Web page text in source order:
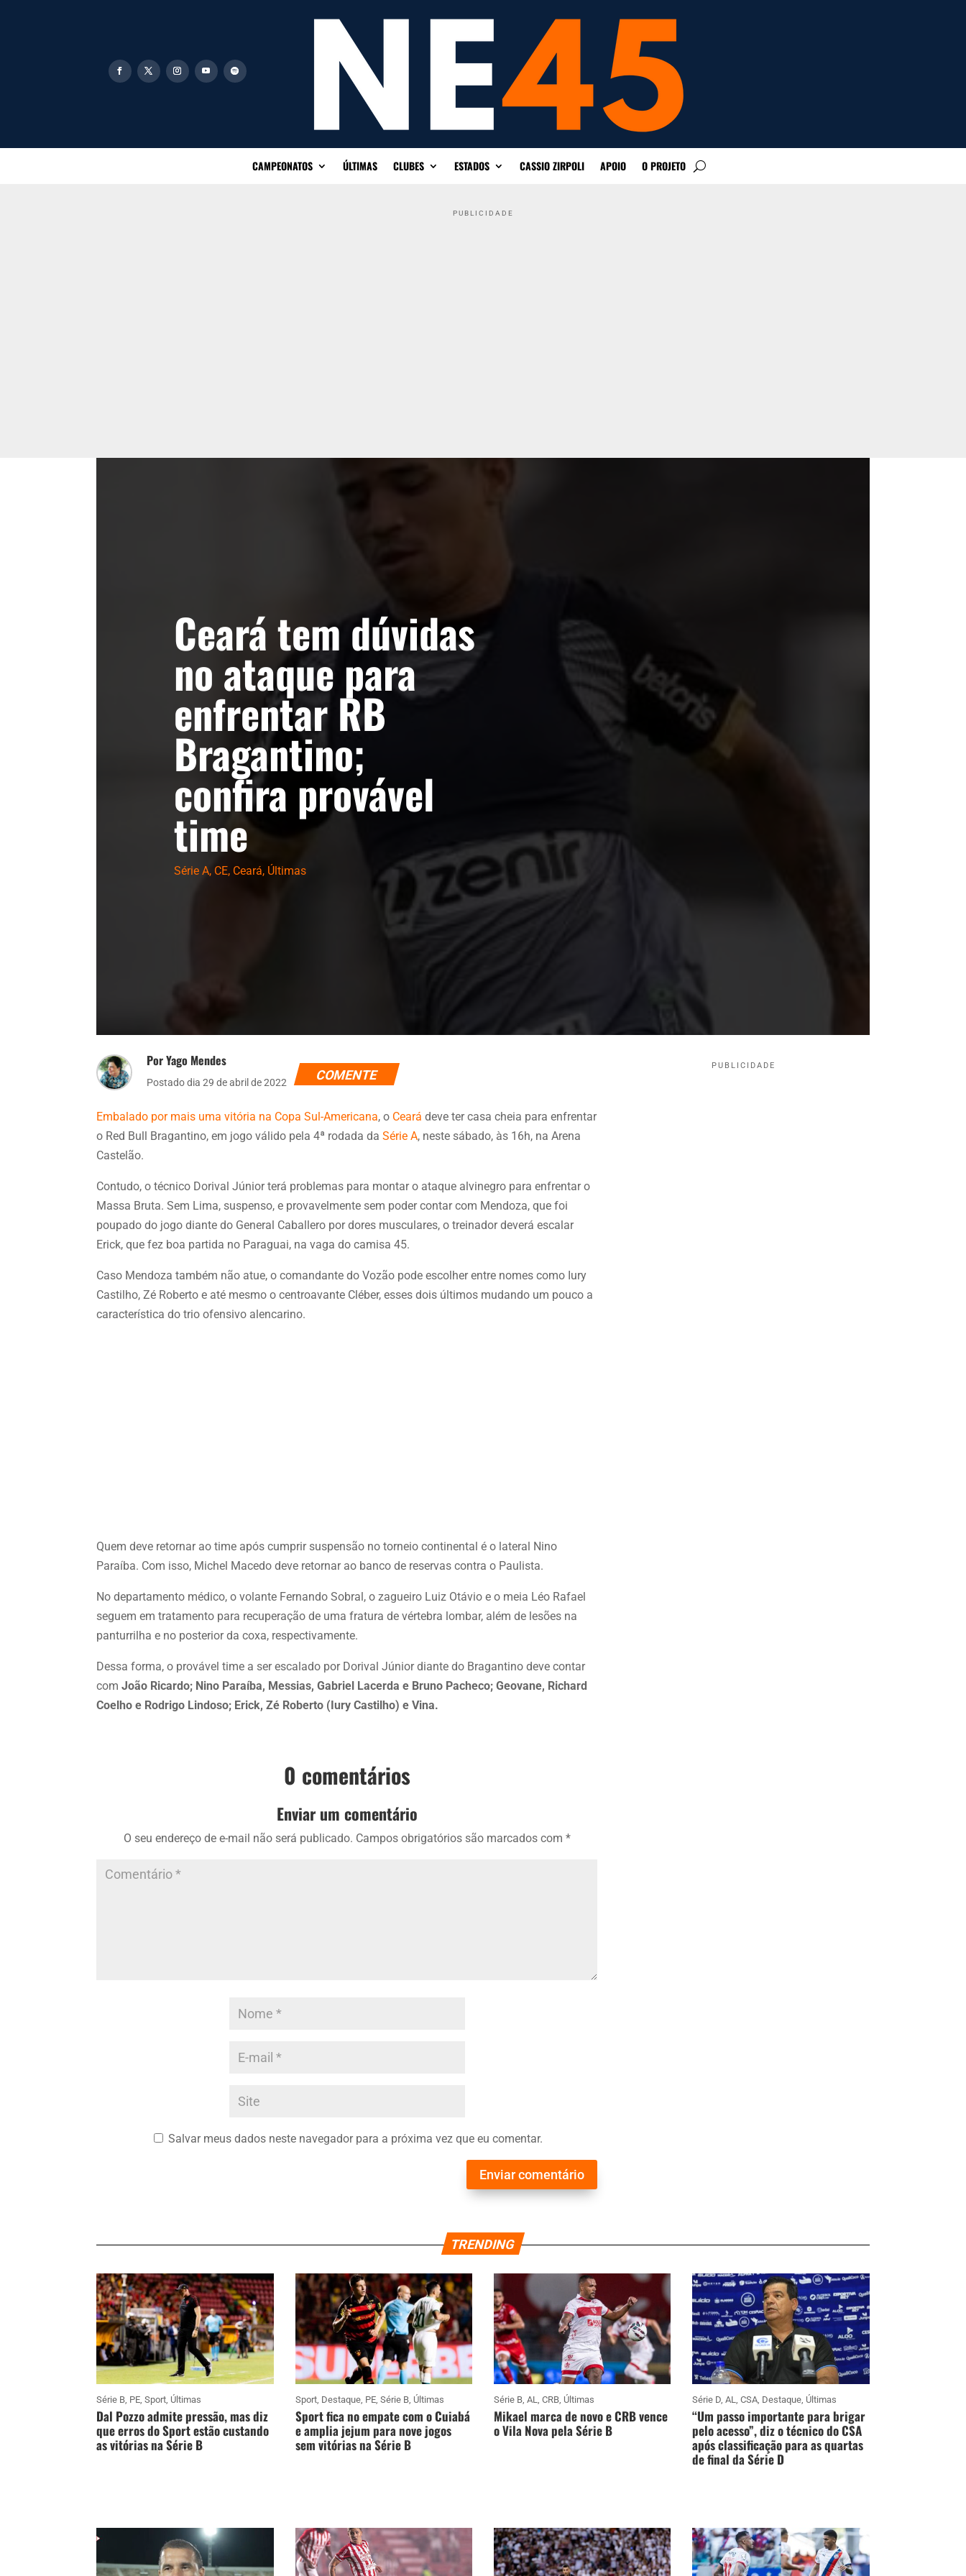
CAMPEONATOS ÚLTIMAS CLUBES ESTADOS CASSIO ZIRPOLI APOIO O PROJETO
PUBLICIDADE
Ceará tem dúvidas
no ataque para
enfrentar RB
Bragantino;
confira provável
time
Série A, CE, Ceará, Últimas
Por Yago Mendes
Postado dia 29 de abril de 2022 COMENTE
Embalado por mais uma vitória na Copa Sul-Americana, o Cearádeve ter casa cheia para enfrentar
o Red Bull Bragantino, em jogo válido pela 4ª rodada daSérie A, neste sábado, às 16h, na Arena
Castelão.
Contudo, o técnico Dorival Júnior terá problemas para montar o ataque alvinegro para enfrentar o
Massa Bruta. Sem Lima, suspenso, e provavelmente sem poder contar com Mendoza, que foi
poupado do jogo diante do General Caballero por dores musculares, o treinador deverá escalar
Erick, que fez boa partida no Paraguai, na vaga do camisa 45.
Caso Mendoza também não atue, o comandante do Vozão pode escolher entre nomes como Iury
Castilho, Zé Roberto e até mesmo o centroavante Cléber, esses dois últimos mudando um pouco a
característica do trio ofensivo alencarino.
Quem deve retornar ao time após cumprir suspensão no torneio continental é o lateral Nino
Paraíba. Com isso, Michel Macedo deve retornar ao banco de reservas contra o Paulista.
No departamento médico, o volante Fernando Sobral, o zagueiro Luiz Otávio e o meia Léo Rafael
seguem em tratamento para recuperação de uma fratura de vértebra lombar, além de lesões na
panturrilha e no posterior da coxa, respectivamente.
Dessa forma, o provável time a ser escalado por Dorival Júnior diante do Bragantino deve contar
comJoão Ricardo; Nino Paraíba, Messias, Gabriel Lacerda e Bruno Pacheco; Geovane, Richard
Coelho e Rodrigo Lindoso; Erick, Zé Roberto (Iury Castilho) e Vina.
0 comentários
Enviar um comentário
O seu endereço de e-mail não será publicado. Campos obrigatórios são marcados com *
Salvar meus dados neste navegador para a próxima vez que eu comentar.
Enviar comentário
PUBLICIDADE
TRENDING
Série B, PE,Sport, Últimas
Dal Pozzo admite pressão, mas diz
que erros do Sport estão custando
as vitórias na Série B
Sport, Destaque, PE, Série B, Últimas
Sport fica no empate com o Cuiabá
e amplia jejum para nove jogos
sem vitórias na Série B
Série B, AL, CRB, Últimas
Mikael marca de novo e CRB vence
o Vila Nova pela Série B
Série D,AL,CSA, Destaque, Últimas
“Um passo importante para brigar
pelo acesso”, diz o técnico do CSA
após classificação para as quartas
de final da Série D